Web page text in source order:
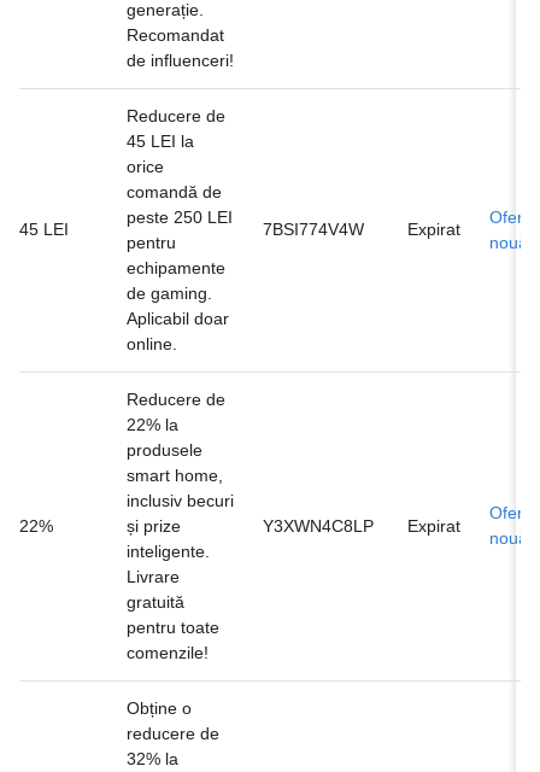
generație.
Recomandat
de influenceri!
45 LEI
Reducere de
45 LEI la
orice
comandă de
peste 250 LEI
pentru
echipamente
de gaming.
Aplicabil doar
online.
7BSI774V4W Expirat
Ofertă
nouă
22%
Reducere de
22% la
produsele
smart home,
inclusiv becuri
și prize
inteligente.
Livrare
gratuită
pentru toate
comenzile!
Y3XWN4C8LP Expirat
Ofertă
nouă
Obține o
reducere de
32% la